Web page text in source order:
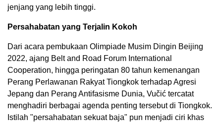
jenjang yang lebih tinggi.
Persahabatan yang Terjalin Kokoh
Dari acara pembukaan Olimpiade Musim Dingin Beijing
2022, ajang Belt and Road Forum International
Cooperation, hingga peringatan 80 tahun kemenangan
Perang Perlawanan Rakyat Tiongkok terhadap Agresi
Jepang dan Perang Antifasisme Dunia, Vučić tercatat
menghadiri berbagai agenda penting tersebut di Tiongkok.
Istilah "persahabatan sekuat baja" pun menjadi ciri khas